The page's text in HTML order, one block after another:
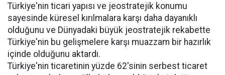
Türkiye'nin ticari yapısı ve jeostratejik konumu
sayesinde küresel kırılmalara karşı daha dayanıklı
olduğunu ve Dünyadaki büyük jeostratejik rekabette
Türkiye'nin bu gelişmelere karşı muazzam bir hazırlık
içinde olduğunu aktardı.
Türkiye'nin ticaretinin yüzde 62'sinin serbest ticaret